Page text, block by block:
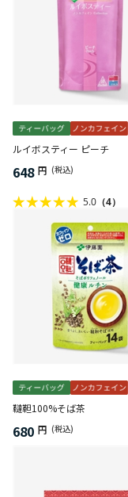
ルイボスティー ピーチ
648 円 (税込)
5.0 （4）
韃靼100%そば茶
680 円 (税込)